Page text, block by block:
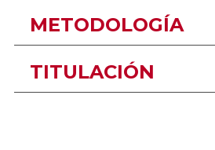
METODOLOGÍA
TITULACIÓN